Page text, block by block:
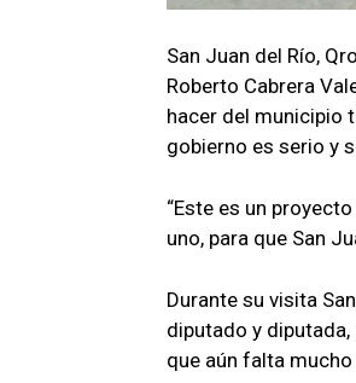
San Juan del Río,
Roberto Cabrera
hacer del municipio
gobierno es serio y
“Este es un
uno, para que San
Durante su visita
diputado y
que aún falta mucho